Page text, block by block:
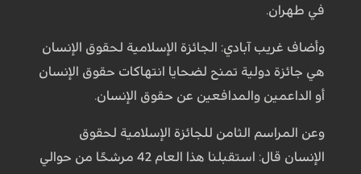
في طهران.
وأضاف غريب آبادي: الجائزة الإسلامية لحقوق الإنسان
هي جائزة دولية تمنح لضحايا انتهاكات حقوق الإنسان
أو الداعمين والمدافعين عن حقوق الإنسان.
وعن المراسم الثامن للجائزة الإسلامية لحقوق
الإنسان قال: استقبلنا هذا العام 42 مرشحًا من حوالي